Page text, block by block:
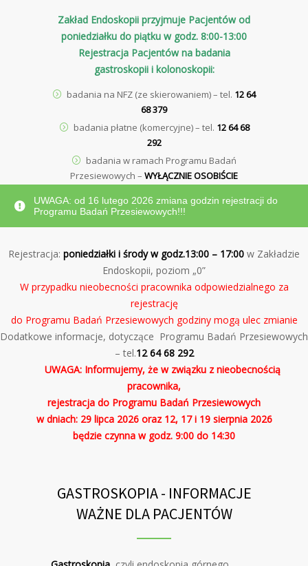
Zakład Endoskopii przyjmuje Pacjentów od
poniedziałku do piątku w godz. 8:00-13:00
Rejestracja Pacjentów na badania
gastroskopii i kolonoskopii:
badania na NFZ (ze skierowaniem) – tel. 12 64
68 379
badania płatne (komercyjne) – tel. 12 64 68
292
badania w ramach Programu Badań
Przesiewowych – WYŁĄCZNIEOSOBIŚCIE
UWAGA: od 16 lutego 2026 zmiana godzin rejestracji do
Programu Badań Przesiewowych!!!
Rejestracja: poniedziałki i środy w godz.13:00 – 17:00 w Zakładzie
Endoskopii, poziom „0”
W przypadku nieobecności pracownika odpowiedzialnego za
rejestrację
do Programu Badań Przesiewowych godziny mogą ulec zmianie
Dodatkowe informacje, dotyczące Programu Badań Przesiewowych
– tel.12 64 68 292
UWAGA: Informujemy, że w związku z nieobecnością
pracownika,
rejestracja do Programu Badań Przesiewowych
w dniach: 29 lipca 2026 oraz 12, 17 i 19 sierpnia 2026
będzie czynna w godz. 9:00 do 14:30
GASTROSKOPIA - INFORMACJE
WAŻNE DLA PACJENTÓW